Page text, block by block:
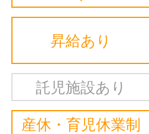
昇給あり
託児施設あり
産休・育児休業制